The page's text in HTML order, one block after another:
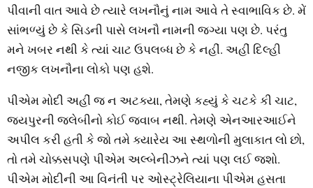
પીવાની વાત આવે છે ત્યારે લખનૌનું નામ આવે તે સ્વાભાવિક છે. મેં
સાંભળ્યું છે કે સિડની પાસે લખનૌ નામની જગ્યા પણ છે. પરંતુ
મને ખબર નથી કે ત્યાં ચાટ ઉપલબ્ધ છે કે નહીં. અહીં દિલ્હી
નજીક લખનૌના લોકો પણ હશે.
પીએમ મોદી અહીં જ ન અટક્યા, તેમણે કહ્યું કે ચટકે કી ચાટ,
જયપુરની જલેબીનો કોઈ જવાબ નથી. તેમણે એનઆરઆઈને
અપીલ કરી હતી કે જો તમે ક્યારેય આ સ્થળોની મુલાકાત લો છો,
તો તમે ચોક્કસપણે પીએમ અલ્બેનીઝને ત્યાં પણ લઈ જશો.
પીએમ મોદીની આ વિનંતી પર ઓસ્ટ્રેલિયાના પીએમ હસતા